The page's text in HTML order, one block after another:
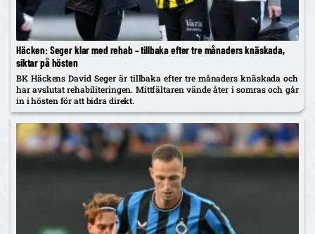
Häcken: Seger klar med rehab – tillbaka efter tre månaders knäskada,
siktar på hösten
BK Häckens David Seger är tillbaka efter tre månaders knäskada och
har avslutat rehabiliteringen. Mittfältaren vände åter i somras och går
in i hösten för att bidra direkt.